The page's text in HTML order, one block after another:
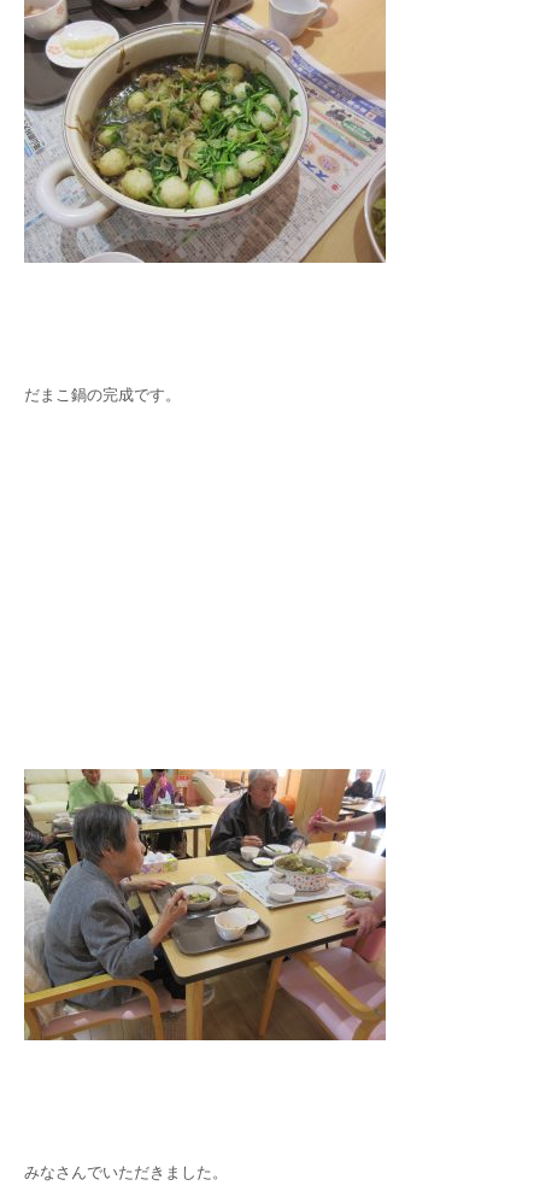
だまこ鍋の完成です。
みなさんでいただきました。